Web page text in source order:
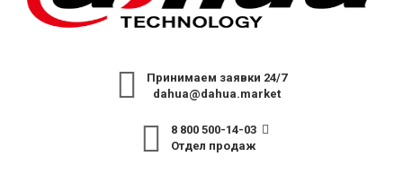
Принимаем заявки 24/7
dahua@dahua.market
8 800 500-14-03
Отдел продаж